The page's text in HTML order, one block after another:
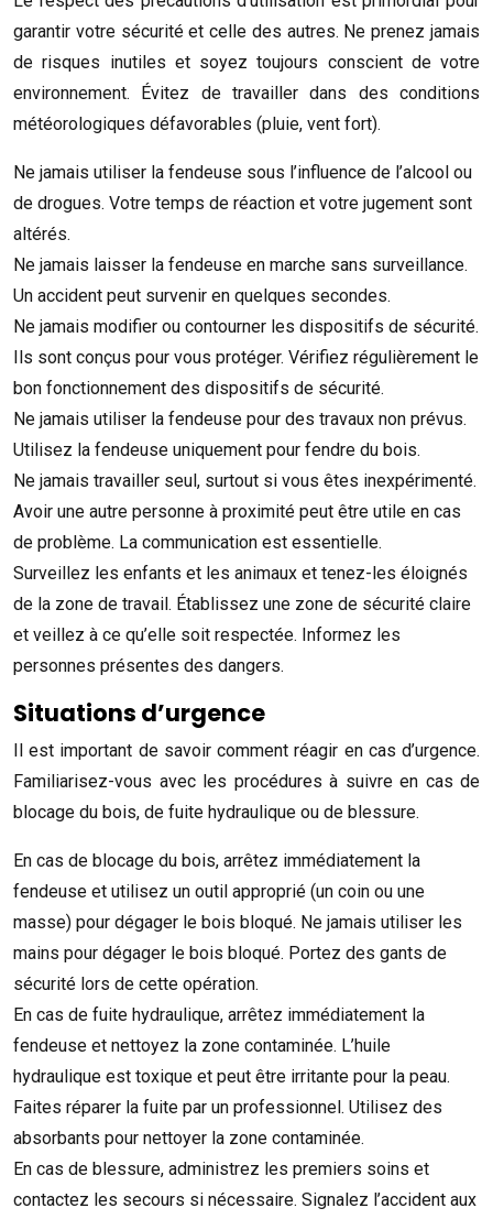
garantir votre sécurité et celle des autres. Ne prenez jamais
de risques inutiles et soyez toujours conscient de votre
environnement. Évitez de travailler dans des conditions
météorologiques défavorables (pluie, vent fort).
Ne jamais utiliser la fendeuse sous l’influence de l’alcool ou
de drogues. Votre temps de réaction et votre jugement sont
altérés.
Ne jamais laisser la fendeuse en marche sans surveillance.
Un accident peut survenir en quelques secondes.
Ne jamais modifier ou contourner les dispositifs de sécurité.
Ils sont conçus pour vous protéger. Vérifiez régulièrement le
bon fonctionnement des dispositifs de sécurité.
Ne jamais utiliser la fendeuse pour des travaux non prévus.
Utilisez la fendeuse uniquement pour fendre du bois.
Ne jamais travailler seul, surtout si vous êtes inexpérimenté.
Avoir une autre personne à proximité peut être utile en cas
de problème. La communication est essentielle.
Surveillez les enfants et les animaux et tenez-les éloignés
de la zone de travail. Établissez une zone de sécurité claire
et veillez à ce qu’elle soit respectée. Informez les
personnes présentes des dangers.
Situations d’urgence
Il est important de savoir comment réagir en cas d’urgence.
Familiarisez-vous avec les procédures à suivre en cas de
blocage du bois, de fuite hydraulique ou de blessure.
En cas de blocage du bois, arrêtez immédiatement la
fendeuse et utilisez un outil approprié (un coin ou une
masse) pour dégager le bois bloqué. Ne jamais utiliser les
mains pour dégager le bois bloqué. Portez des gants de
sécurité lors de cette opération.
En cas de fuite hydraulique, arrêtez immédiatement la
fendeuse et nettoyez la zone contaminée. L’huile
hydraulique est toxique et peut être irritante pour la peau.
Faites réparer la fuite par un professionnel. Utilisez des
absorbants pour nettoyer la zone contaminée.
En cas de blessure, administrez les premiers soins et
contactez les secours si nécessaire. Signalez l’accident aux